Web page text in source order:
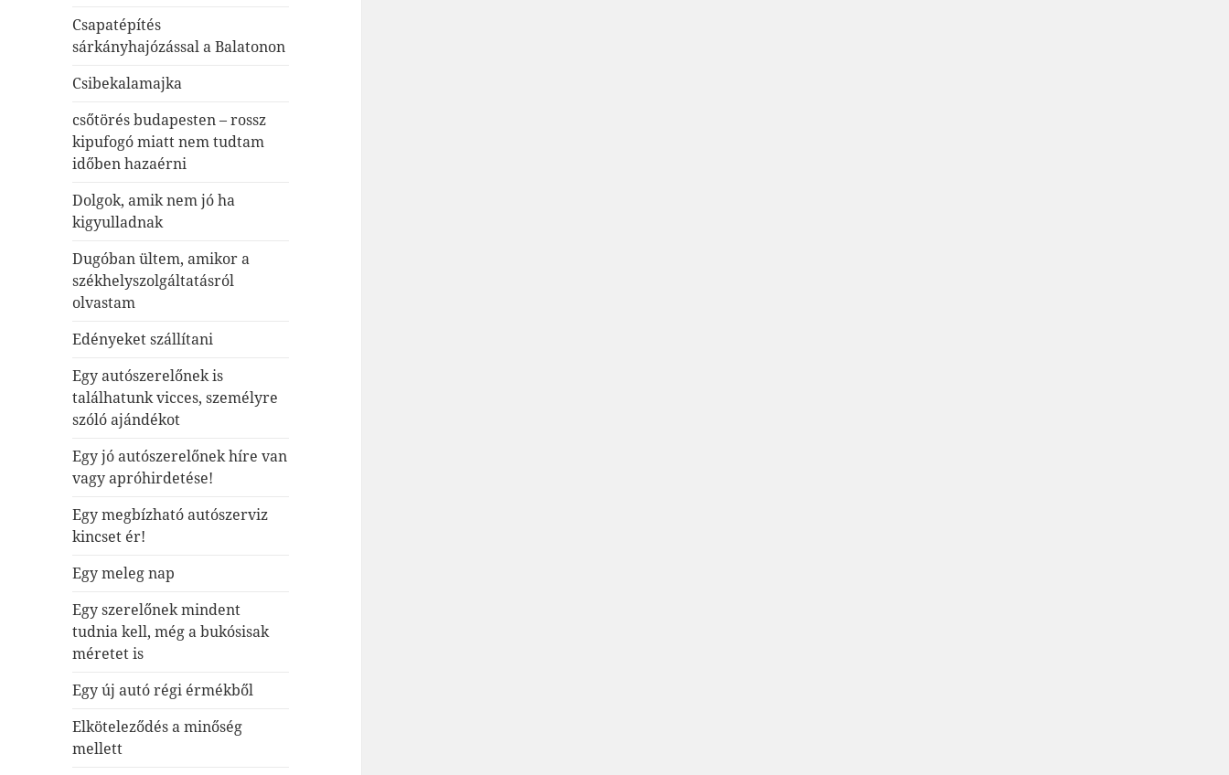
Csapatépítés
sárkányhajózással a Balatonon
Csibekalamajka
csőtörés budapesten – rossz
kipufogó miatt nem tudtam
időben hazaérni
Dolgok, amik nem jó ha
kigyulladnak
Dugóban ültem, amikor a
székhelyszolgáltatásról
olvastam
Edényeket szállítani
Egy autószerelőnek is
találhatunk vicces, személyre
szóló ajándékot
Egy jó autószerelőnek híre van
vagy apróhirdetése!
Egy megbízható autószerviz
kincset ér!
Egy meleg nap
Egy szerelőnek mindent
tudnia kell, még a bukósisak
méretet is
Egy új autó régi érmékből
Elköteleződés a minőség
mellett